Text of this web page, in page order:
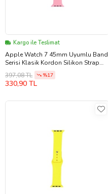
Kargo ile Teslimat
Apple Watch 7 45mm Uyumlu Band
Serisi Klasik Kordon Silikon Strap
Kayış (Pembe)
397,08 TL %17
330,90 TL